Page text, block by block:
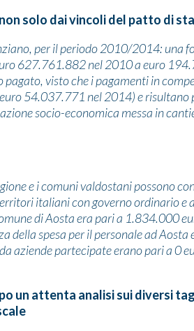
solo dai vincoli del patto di
per il periodo 2010/2014: una
627.761.882 nel 2010 a euro
visto che i pagamenti in
54.037.771 nel 2014) e risultano
socio-economica messa in
e i comuni valdostani possono
italiani con governo ordinario e
di Aosta era pari a 1.834.000
della spesa per il personale ad
aziende partecipate erano pari a 0
un attenta analisi sui diversi